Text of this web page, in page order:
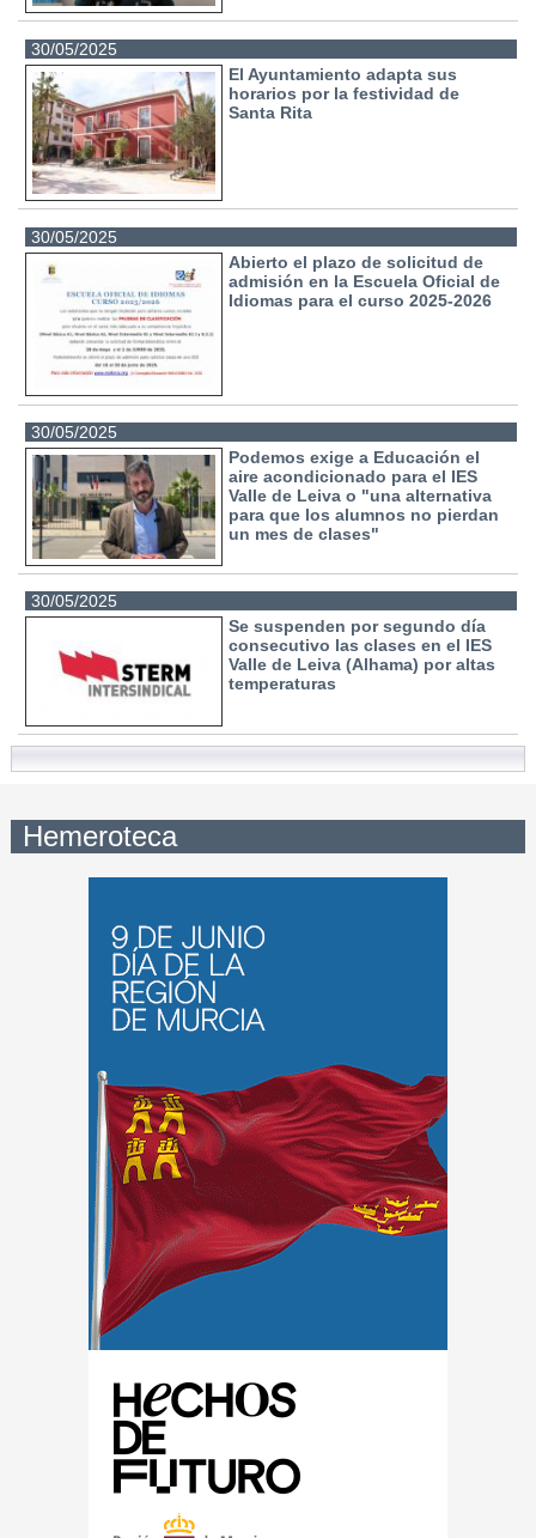
30/05/2025
El Ayuntamiento adapta sus
horarios por la festividad de
Santa Rita
30/05/2025
Abierto el plazo de solicitud de
admisión en la Escuela Oficial de
Idiomas para el curso 2025-2026
30/05/2025
Podemos exige a Educación el
aire acondicionado para el IES
Valle de Leiva o "una alternativa
para que los alumnos no pierdan
un mes de clases"
30/05/2025
Se suspenden por segundo día
consecutivo las clases en el IES
Valle de Leiva (Alhama) por altas
temperaturas
Hemeroteca